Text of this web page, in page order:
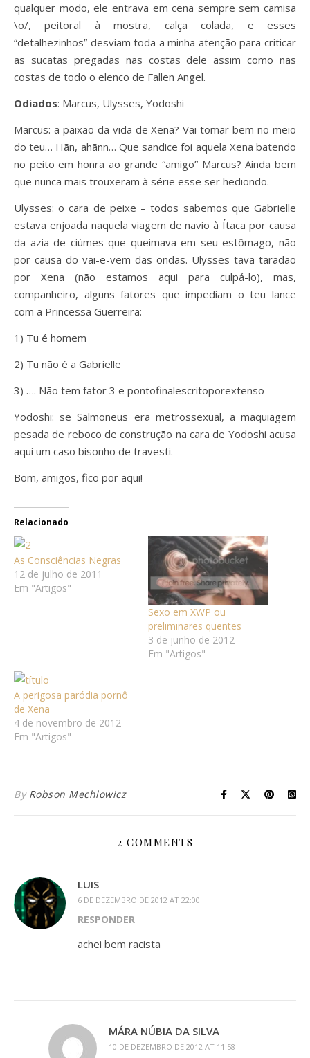
qualquer modo, ele entrava em cena sempre sem camisa
\o/, peitoral à mostra, calça colada, e esses
“detalhezinhos” desviam toda a minha atenção para criticar
as sucatas pregadas nas costas dele assim como nas
costas de todo o elenco de Fallen Angel.
Odiados: Marcus, Ulysses, Yodoshi
Marcus: a paixão da vida de Xena? Vai tomar bem no meio
do teu… Hãn, ahãnn… Que sandice foi aquela Xena batendo
no peito em honra ao grande “amigo” Marcus? Ainda bem
que nunca mais trouxeram à série esse ser hediondo.
Ulysses: o cara de peixe – todos sabemos que Gabrielle
estava enjoada naquela viagem de navio à Ítaca por causa
da azia de ciúmes que queimava em seu estômago, não
por causa do vai-e-vem das ondas. Ulysses tava taradão
por Xena (não estamos aqui para culpá-lo), mas,
companheiro, alguns fatores que impediam o teu lance
com a Princessa Guerreira:
1) Tu é homem
2) Tu não é a Gabrielle
3) …. Não tem fator 3 e pontofinalescritoporextenso
Yodoshi: se Salmoneus era metrossexual, a maquiagem
pesada de reboco de construção na cara de Yodoshi acusa
aqui um caso bisonho de travesti.
Bom, amigos, fico por aqui!
Relacionado
As Consciências Negras
12 de julho de 2011
Em "Artigos"
Sexo em XWP ou
preliminares quentes
3 de junho de 2012
Em "Artigos"
A perigosa paródia pornô
de Xena
4 de novembro de 2012
Em "Artigos"
By Robson Mechlowicz
2 COMMENTS
LUIS
6 DE DEZEMBRO DE 2012 AT 22:00
RESPONDER
achei bem racista
MÁRA NÚBIA DA SILVA
10 DE DEZEMBRO DE 2012 AT 11:58